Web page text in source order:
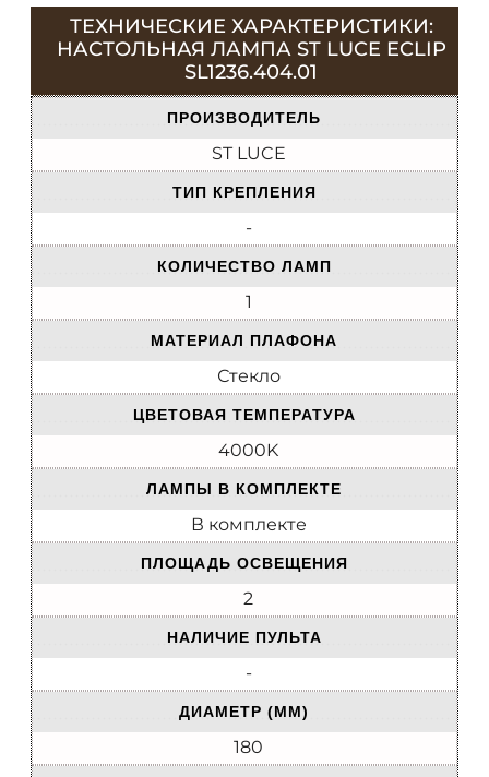
ТЕХНИЧЕСКИЕ ХАРАКТЕРИСТИКИ:
НАСТОЛЬНАЯ ЛАМПА ST LUCE ECLIP
SL1236.404.01
ПРОИЗВОДИТЕЛЬ
ST LUCE
ТИП КРЕПЛЕНИЯ
-
КОЛИЧЕСТВО ЛАМП
1
МАТЕРИАЛ ПЛАФОНА
Стекло
ЦВЕТОВАЯ ТЕМПЕРАТУРА
4000K
ЛАМПЫ В КОМПЛЕКТЕ
В комплекте
ПЛОЩАДЬ ОСВЕЩЕНИЯ
2
НАЛИЧИЕ ПУЛЬТА
-
ДИАМЕТР (ММ)
180